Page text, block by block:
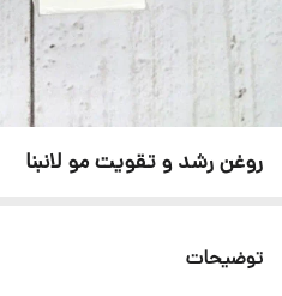
روغن رشد و تقویت مو لانبنا
توضیحات